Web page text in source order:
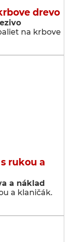
drevo
na krbove
rukou a
a náklad
a klaničák.